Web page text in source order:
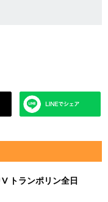
トランポリン全日